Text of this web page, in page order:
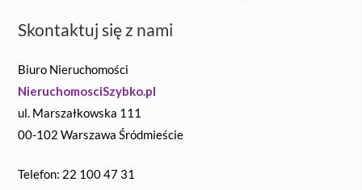
Skontaktuj się z nami
Biuro Nieruchomości
NieruchomosciSzybko.pl
ul. Marszałkowska 111
00-102 Warszawa Śródmieście
Telefon: 22 100 47 31